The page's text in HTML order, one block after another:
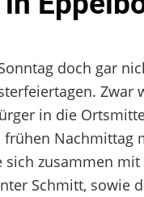
doch gar
Zwar
in die
Nachmittag
zusammen
Schmitt, sowie